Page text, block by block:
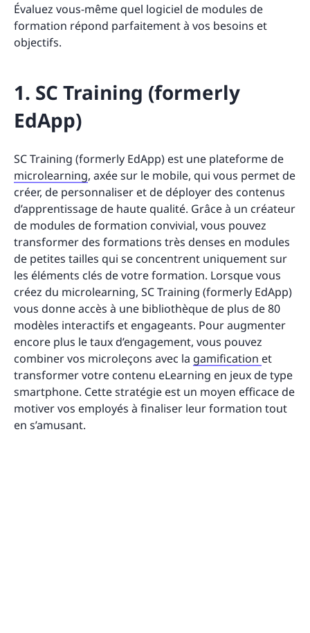
Évaluez vous-même quel logiciel de modules de
formation répond parfaitement à vos besoins et
objectifs.
1. SC Training (formerly
EdApp)
SC Training (formerly EdApp) est une plateforme de
microlearning, axée sur le mobile, qui vous permet de
créer, de personnaliser et de déployer des contenus
d’apprentissage de haute qualité. Grâce à un créateur
de modules de formation convivial, vous pouvez
transformer des formations très denses en modules
de petites tailles qui se concentrent uniquement sur
les éléments clés de votre formation. Lorsque vous
créez du microlearning, SC Training (formerly EdApp)
vous donne accès à une bibliothèque de plus de 80
modèles interactifs et engageants. Pour augmenter
encore plus le taux d’engagement, vous pouvez
combiner vos microleçons avec la gamification et
transformer votre contenu eLearning en jeux de type
smartphone. Cette stratégie est un moyen efficace de
motiver vos employés à finaliser leur formation tout
en s’amusant.